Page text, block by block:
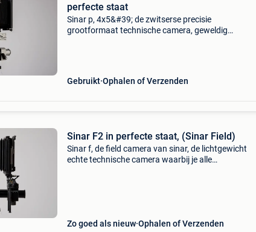
perfecte staat
Sinar p, 4x5&#39; de zwitserse precisie
grootformaat technische camera, geweldig
Gebruikt Ophalen of Verzenden
Sinar F2 in perfecte staat, (Sinar Field)
Sinar f, de field camera van sinar, de lichtgewicht
echte technische camera waarbij je alle
Zo goed als nieuw Ophalen of Verzenden